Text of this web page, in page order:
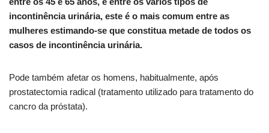
incontinência urinária, este é o mais comum entre as
mulheres estimando-se que constitua metade de todos os
casos de incontinência urinária.
Pode também afetar os homens, habitualmente, após
prostatectomia radical (tratamento utilizado para tratamento do
cancro da próstata).